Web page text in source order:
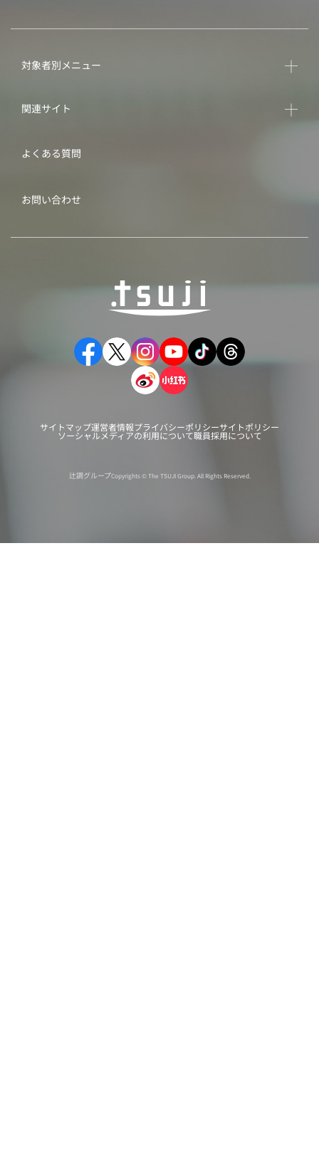
対象者別メニュー
関連サイト
よくある質問
お問い合わせ
サイトマップ運営者情報プライバシーポリシーサイトポリシー
ソーシャルメディアの利用について職員採用について
辻調グループCopyrights © The TSUJI Group. All Rights Reserved.